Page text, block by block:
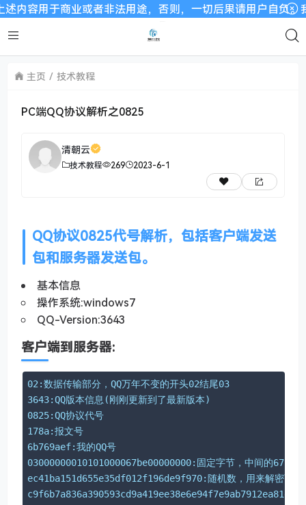
容用于商业或者非法用途，否则，一切后果请用户自负。
主页 技术教程
PC端QQ协议解析之0825
清朝云
技术教程 269 2023-6-1
QQ协议0825代号解析，包括客户端发送
包和服务器发送包。
基本信息
操作系统:windows7
QQ-Version:3643
客户端到服务器:
02:数据传输部分，QQ万年不变的开头02结尾03
3643:QQ版本信息(刚刚更新到了最新版本)
0825:QQ协议代号
178a:报文号
6b769aef:我的QQ号
03000000010101000067be00000000:固定字节，中间的67be
ec41ba151d655e35df012f196de9f970:随机数，用来解密下